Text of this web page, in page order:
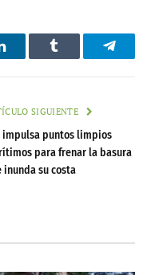
Tumblr
SIGUIENTE
impulsa puntos limpios
para frenar la basura
inunda su costa